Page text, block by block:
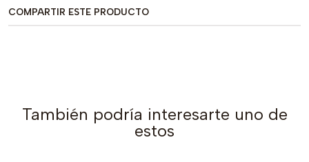
COMPARTIR ESTE PRODUCTO
También podría interesarte uno de
estos